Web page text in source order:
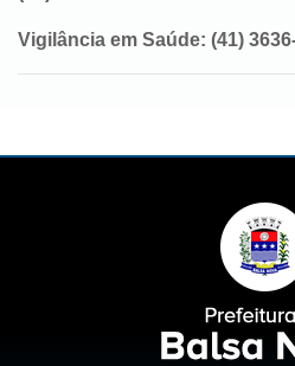
Vigilância em Saúde: (41)